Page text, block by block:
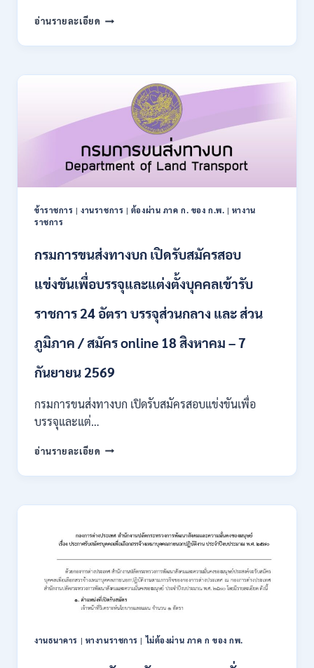
10
21
2569
อ่านรายละเอียด สำนักงาน
ปฏิรูป
เพื่อ
เกษตรกรรม
เปิด
สมัคร
บุคคล
เพื่อ
เป็น
กอง
อัตรา
ปวส.
ป.ตรี
สาขา
เงิน
/
ผ่าน
กพ.
สมัคร
ONLINE
–
31
สิงหาคม
ข้าราชการ |งานราชการ | ต้องผ่าน ภาค ก. ของ ก.พ. | หางาน
ราชการ
กรมการขนส่งทางบก เปิดรับสมัครสอบ
แข่งขันเพื่อบรรจุและแต่งตั้งบุคคลเข้ารับ
ราชการ 24 อัตรา บรรจุส่วนกลาง และ ส่วน
ภูมิภาค / สมัคร online 18 สิงหาคม – 7
กันยายน 2569
กรมการขนส่งทางบก เปิดรับสมัครสอบแข่งขันเพื่อ
บรรจุและแต่…
อ่านรายละเอียด กรม
ขนส่ง
บก
รับ
สมัคร
สอบ
แข่งขัน
เพื่อ
บรรจุ
ตั้ง
งานธนาคาร | หางานราชการ |ไม่ต้องผ่าน ภาค ก ของ กพ.